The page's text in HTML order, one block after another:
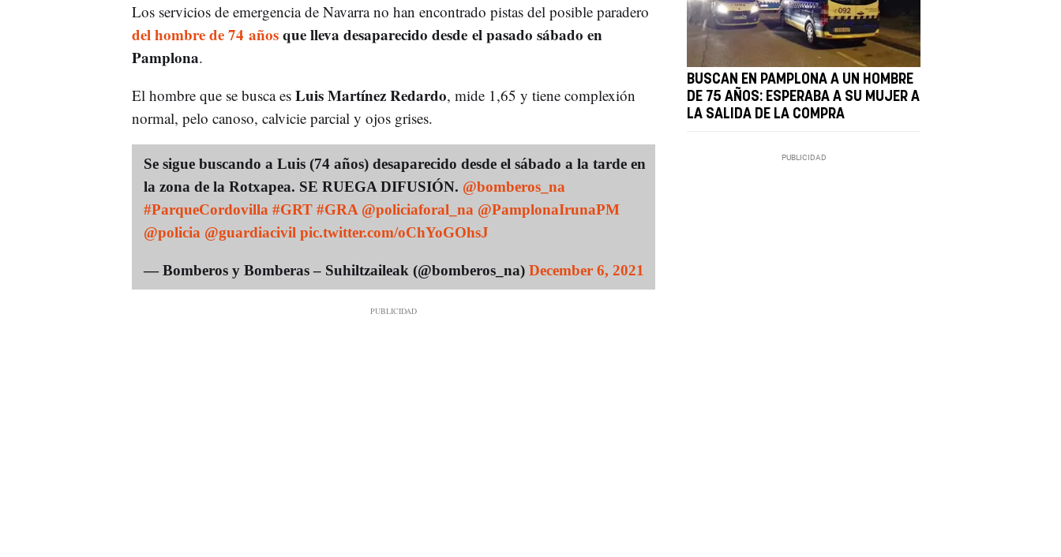
Los servicios de emergencia de Navarra no han encontrado pistas del posible paradero
del hombre de 74 añosque lleva desaparecido desde el pasado sábado en
Pamplona.
El hombre que se busca es Luis Martínez Redardo, mide 1,65 y tiene complexión
normal, pelo canoso, calvicie parcial y ojos grises.
Se sigue buscando a Luis (74 años) desaparecido desde el sábado a la tarde en
la zona de la Rotxapea. SE RUEGA DIFUSIÓN. @bomberos_na
#ParqueCordovilla #GRT #GRA @policiaforal_na @PamplonaIrunaPM
@policia @guardiacivil pic.twitter.com/oChYoGOhsJ
— Bomberos y Bomberas – Suhiltzaileak (@bomberos_na) December 6, 2021
BUSCAN EN PAMPLONA A UN HOMBRE
DE 75 AÑOS: ESPERABA A SU MUJER A
LA SALIDA DE LA COMPRA